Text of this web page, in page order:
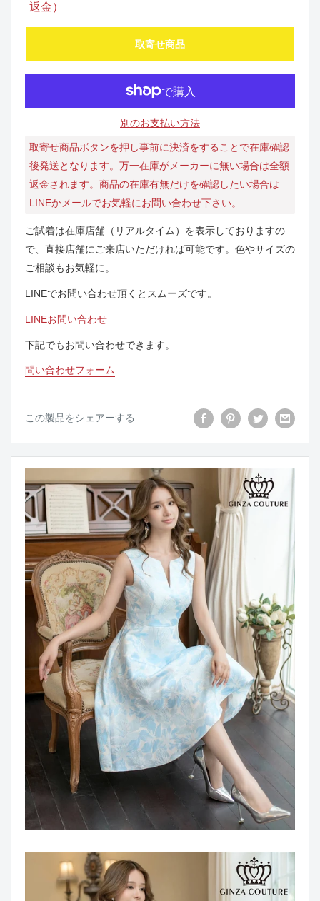
返金）
取寄せ商品
別のお支払い方法
取寄せ商品ボタンを押し事前に決済をすることで在庫確認
後発送となります。万一在庫がメーカーに無い場合は全額
返金されます。商品の在庫有無だけを確認したい場合は
LINEかメールでお気軽にお問い合わせ下さい。
ご試着は在庫店舗（リアルタイム）を表示しておりますの
で、直接店舗にご来店いただければ可能です。色やサイズの
ご相談もお気軽に。
LINEでお問い合わせ頂くとスムーズです。
LINEお問い合わせ
下記でもお問い合わせできます。
問い合わせフォーム
この製品をシェアーする